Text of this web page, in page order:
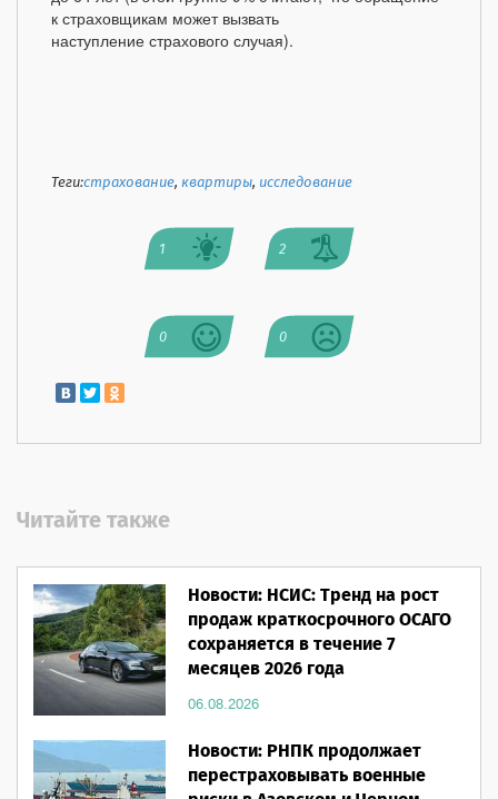
к страховщикам может вызвать
наступление страхового случая).
Теги:страхование,квартиры, исследование
1 2
0 0
Читайте также
Новости: НСИС: Тренд на рост
продаж краткосрочного ОСАГО
сохраняется в течение 7
месяцев 2026 года
06.08.2026
Новости: РНПК продолжает
перестраховывать военные